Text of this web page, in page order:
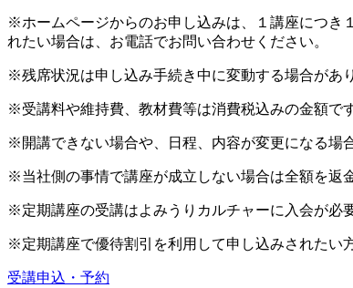
※ホームページからのお申し込みは、１講座につき
れたい場合は、お電話でお問い合わせください。
※残席状況は申し込み手続き中に変動する場合があ
※受講料や維持費、教材費等は消費税込みの金額で
※開講できない場合や、日程、内容が変更になる場
※当社側の事情で講座が成立しない場合は全額を返
※定期講座の受講はよみうりカルチャーに入会が必
※定期講座で優待割引を利用して申し込みされたい
受講申込・予約